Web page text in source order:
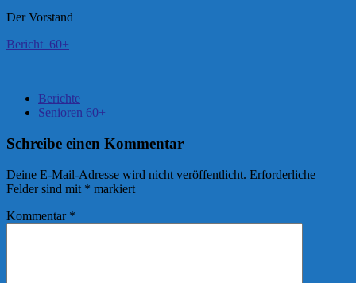
Der Vorstand
Bericht_60+
Berichte
Senioren 60+
Schreibe einen Kommentar
Deine E-Mail-Adresse wird nicht veröffentlicht. Erforderliche
Felder sind mit * markiert
Kommentar *